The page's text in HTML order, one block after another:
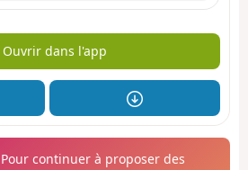
Ouvrir dans l'app
Pour continuer à proposer des